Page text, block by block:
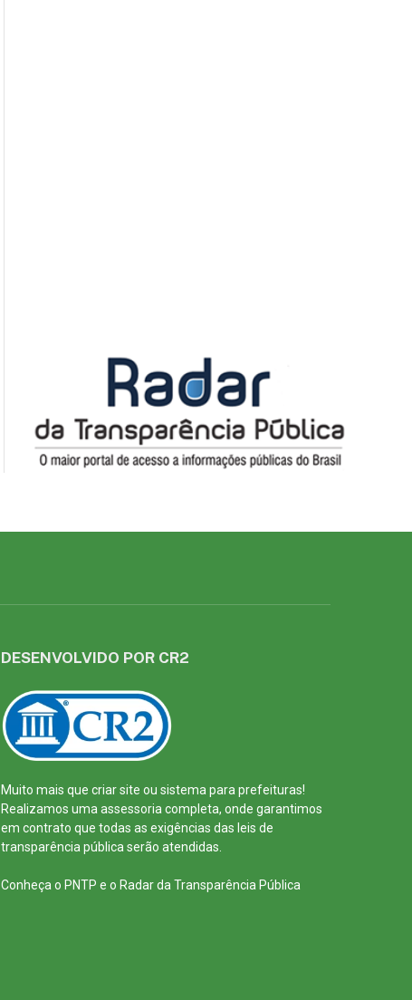
DESENVOLVIDO POR CR2
Muito mais que criar site ou sistema para prefeituras!
Realizamos uma assessoria completa, onde garantimos
em contrato que todas as exigências das leis de
transparência pública serão atendidas.
Conheça o PNTP e o Radar da Transparência Pública